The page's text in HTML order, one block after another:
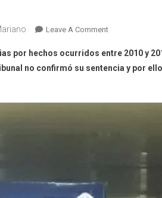
Leave A CommentOn
DDI
Local
por hechos ocurridos entre 2010 y
no confirmó su sentencia y por